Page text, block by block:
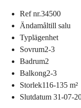
Ref nr.34500
Ändamåltill salu
Typlägenhet
Sovrum2-3
Badrum2
Balkong2-3
Storlek116-135 m²
Slutdatum 31-07-